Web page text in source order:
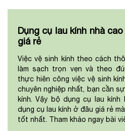
Dụng cụ lau kính nhà
giá rẻ
Việc vệ sinh kính theo cách
làm sạch trọn vẹn và theo
thực hiên công việc vệ sinh
chuyên nghiệp nhất, bạn cần
kính. Vậy bộ dụng cụ lau kính
dụng cụ lau kính ở đâu giá rẻ
tốt nhất. Tham khảo ngay bài